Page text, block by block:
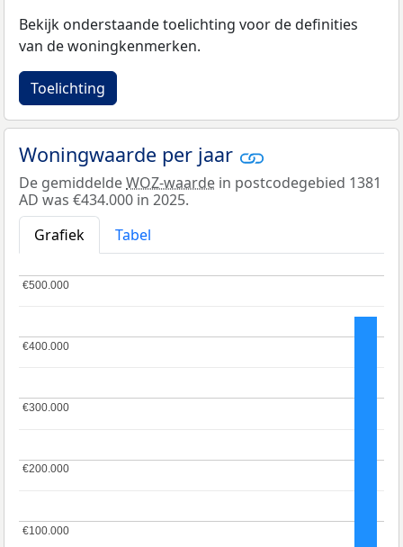
Bekijk onderstaande toelichting voor de definities
van de woningkenmerken.
Toelichting
Woningwaarde per jaar
De gemiddeldeWOZ-waarde in postcodegebied 1381
AD was €434.000 in 2025.
Grafiek
Tabel
€100.000
€100.000
€200.000
€200.000
€300.000
€300.000
€400.000
€400.000
€500.000
€500.000